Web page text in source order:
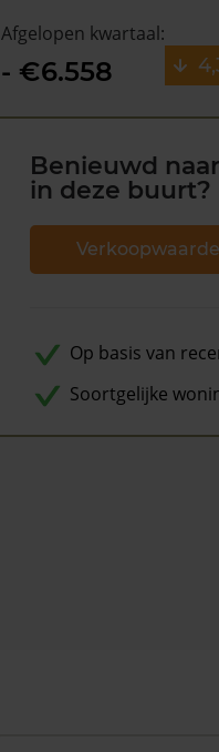
Afgelopen kwartaal:
- €6.558
Benieuwd
in deze buurt?
Op basis van
Soortgelijke